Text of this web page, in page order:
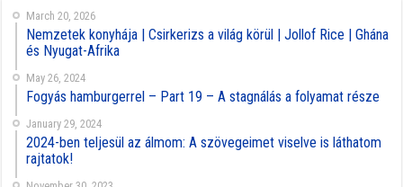
March 20, 2026
Nemzetek konyhája | Csirkerizs a világ körül | Jollof Rice | Ghána
és Nyugat-Afrika
May 26, 2024
Fogyás hamburgerrel – Part 19 – A stagnálás a folyamat része
January 29, 2024
2024-ben teljesül az álmom: A szövegeimet viselve is láthatom
rajtatok!